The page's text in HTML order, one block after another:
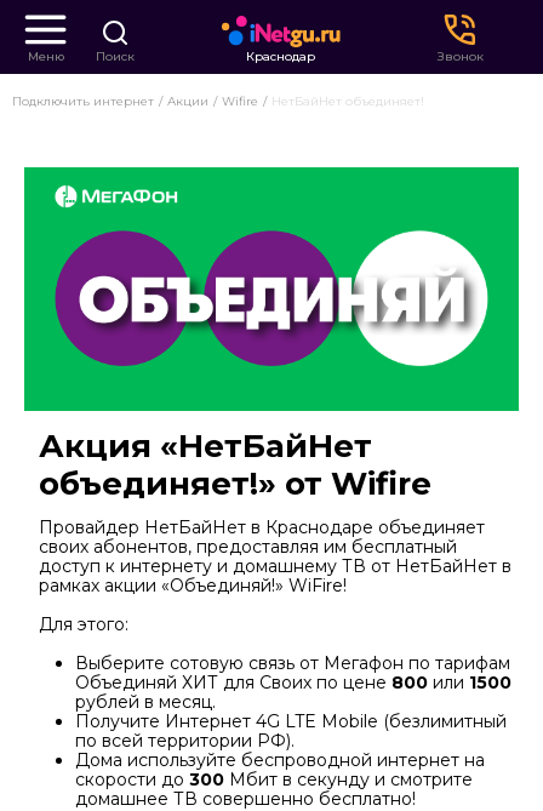
Меню Поиск Краснодар Звонок
Подключить интернет Акции Wifire НетБайНет объединяет!
Акция «НетБайНет
объединяет!» от Wifire
Провайдер НетБайНет в Краснодаре объединяет
своих абонентов, предоставляя им бесплатный
доступ к интернету и домашнему ТВ от НетБайНет в
рамках акции «Объединяй!» WiFire!
Для этого:
Выберите сотовую связь от Мегафон по тарифам
Объединяй ХИТ для Своих по цене 800 или 1500
рублей в месяц.
Получите Интернет 4G LTE Mobile (безлимитный
по всей территории РФ).
Дома используйте беспроводной интернет на
скорости до 300 Мбит в секунду и смотрите
домашнее ТВ совершенно бесплатно!